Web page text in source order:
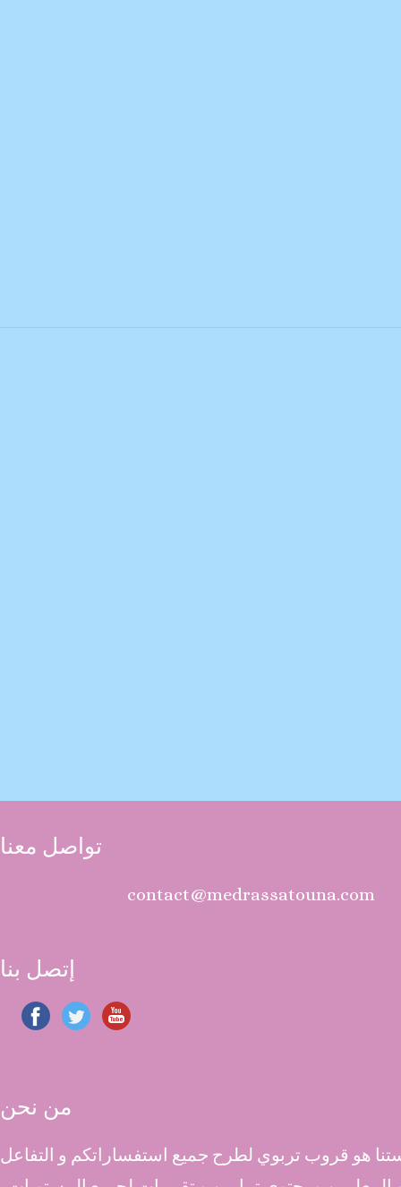
تواصل معنا
contact@medrassatouna.com
إتصل بنا
من نحن
هو قروب تربوي لطرح جميع استفساراتكم و التفاعل